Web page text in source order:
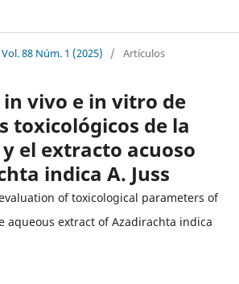
Vol. 88 Núm. 1 (2025) / Artículos
in vivo e in vitro de
toxicológicos de la
el extracto acuoso
indica A. Juss
of toxicological parameters of
aqueous extract of Azadirachta indica